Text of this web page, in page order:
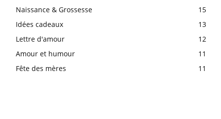
Naissance & Grossesse
15
Idées cadeaux
13
Lettre d'amour
12
Amour et humour
11
Fête des mères
11